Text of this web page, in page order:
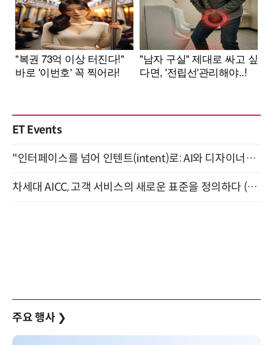
ET Events
"인터페이스를 넘어 인텐트(intent)로: AI와 디자이너가 함께 만드는 공존의 UX" 강남역 (9/2)
차세대 AICC, 고객 서비스의 새로운 표준을 정의하다 (9/9)
주요 행사 ❯